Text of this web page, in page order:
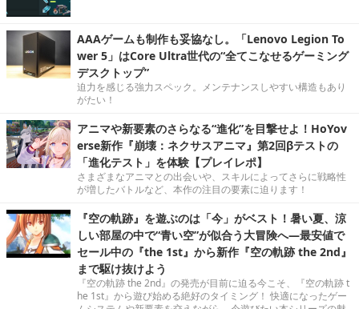
AAAゲームも制作も妥協なし。「Lenovo Legion To
wer 5」はCore Ultra世代の“全てこなせるゲーミング
デスクトップ”
迫力を感じる強力スペック。メンテナンスしやすい構造もあり
がたい！
アニマや新要素のさらなる“進化”を目撃せよ！HoYov
erse新作『崩壊：ネクサスアニマ』第2回βテストの
「進化テスト」を体験【プレイレポ】
さまざまなアニマとの出会いや、スキルによってさらに戦略性
が増したバトルなど、本作の注目の要素に迫ります！
『空の軌跡』を遊ぶのは「今」がベスト！暑い夏、涼
しい部屋の中で“青い空”が似合う大冒険へ―最安値で
セール中の『the 1st』から新作『空の軌跡 the 2nd』
まで駆け抜けよう
『空の軌跡 the 2nd』の発売が目前に迫る今こそ、『空の軌跡 t
he 1st』から遊び始める絶好のタイミング！ 快適になったゲー